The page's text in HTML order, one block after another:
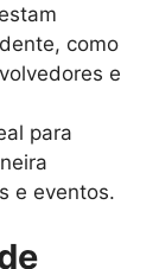
como
e
para
e eventos.